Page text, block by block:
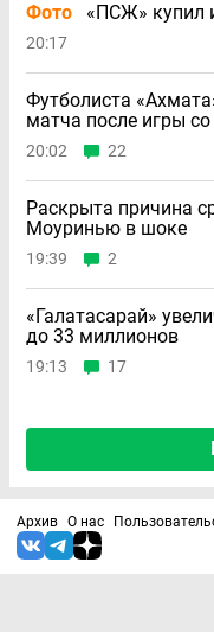
Фото «ПСЖ» купил
20:17
Футболиста
матча после игры
20:02 22
Раскрыта причина
Моуринью в шоке
19:39 2
«Галатасарай»
до 33 миллионов
19:13 17
Архив О нас